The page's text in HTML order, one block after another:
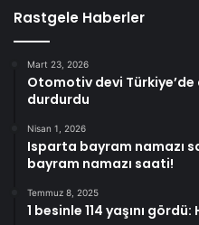
Rastgele Haberler
Mart 23, 2026
Otomotiv devi
durdurdu
Nisan 1, 2026
Isparta bayram namazı
bayram namazı saati!
Temmuz 8, 2025
1 besinle 114 yaşını